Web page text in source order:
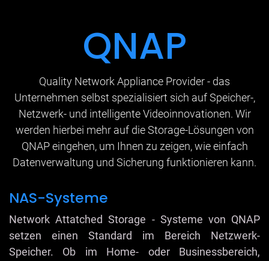
QNAP
Quality Network Appliance Provider - das
Unternehmen selbst spezialisiert sich auf Speicher-,
Netzwerk- und intelligente Videoinnovationen. Wir
werden hierbei mehr auf die Storage-Lösungen von
QNAP eingehen, um Ihnen zu zeigen, wie einfach
Datenverwaltung und Sicherung funktionieren kann.
NAS-Systeme
Network Attatched Storage - Systeme von QNAP
setzen einen Standard im Bereich Netzwerk-
Speicher. Ob im Home- oder Businessbereich,